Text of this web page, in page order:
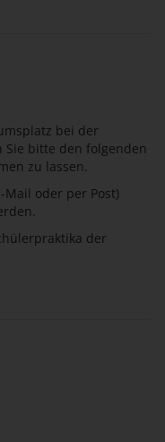
bei der
Sie bitte den folgenden
zu lassen.
oder per Post)
der